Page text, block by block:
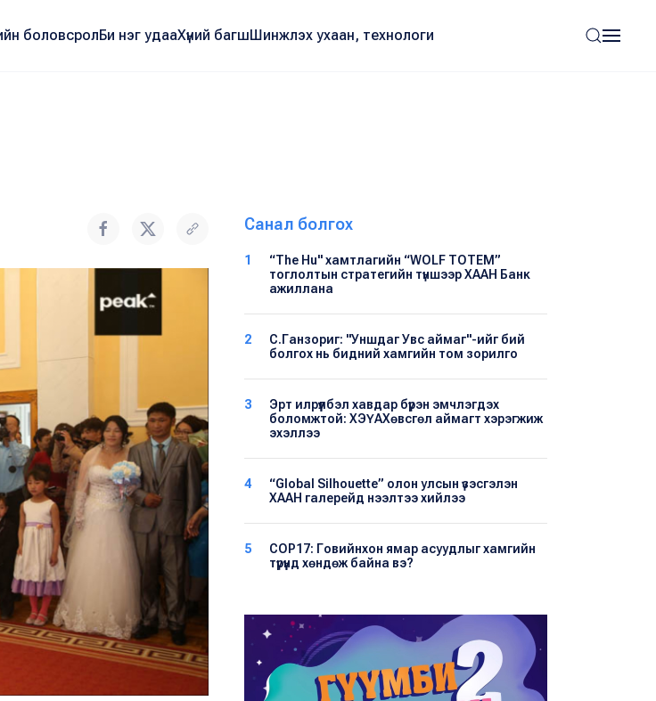
боловсролБи нэг удааХүний багшШинжлэх ухаан, технологи
Санал болгох
1
“The Hu" хамтлагийн “WOLF TOTEM”
тоглолтын стратегийн түншээр ХААН Банк
ажиллана
2
С.Ганзориг: "Уншдаг Увс аймаг"-ийг бий
болгох нь бидний хамгийн том зорилго
3
Эрт илрүүлбэл хавдар бүрэн эмчлэгдэх
боломжтой: ХЭҮА​Хөвсгөл аймагт хэрэгжиж
эхэллээ
4
“Global Silhouette” олон улсын үзэсгэлэн
ХААН галерейд нээлтээ хийлээ
5
COP17: Говийнхон ямар асуудлыг хамгийн
түрүүнд хөндөж байна вэ?